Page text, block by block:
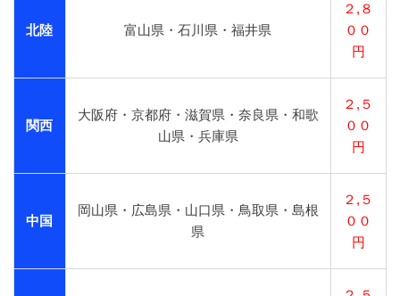
北陸 富山県・石川県・福井県
２,８
００
円
関西
大阪府・京都府・滋賀県・奈良県・和歌
山県・兵庫県
２,５
００
円
中国
岡山県・広島県・山口県・鳥取県・島根
県
２,５
００
円